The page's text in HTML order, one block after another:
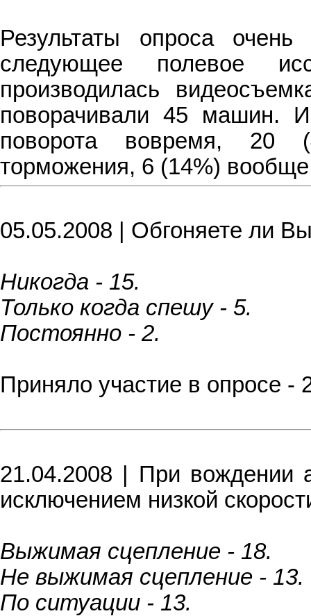
Результаты опроса
следующее полевое
производилась
поворачивали 45 машин.
поворота вовремя, 20
торможения, 6 (14%) вообще
05.05.2008 | Обгоняете ли
Никогда - 15.
Только когда спешу - 5.
Постоянно - 2.
Приняло участие в опросе -
21.04.2008 | При вождении
исключением низкой
Выжимая сцепление - 18.
Не выжимая сцепление - 13.
По ситуации - 13.